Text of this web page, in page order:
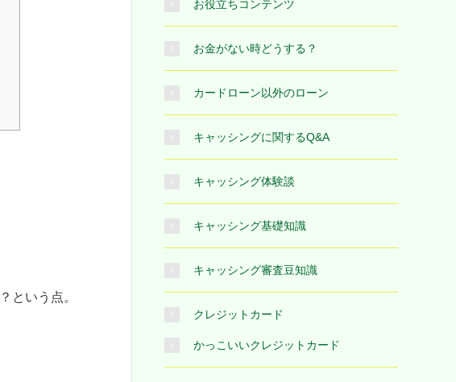
という点。
お役立ちコンテンツ
お金がない時どうする？
カードローン以外のローン
キャッシングに関するQ&A
キャッシング体験談
キャッシング基礎知識
キャッシング審査豆知識
クレジットカード
かっこいいクレジットカード